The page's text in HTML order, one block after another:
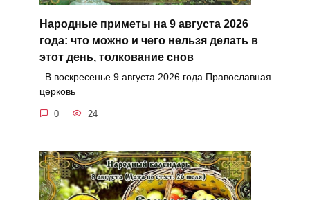
Народные приметы на 9 августа 2026
года: что можно и чего нельзя делать в
этот день, толкование снов
В воскресенье 9 августа 2026 года Православная
церковь
0 24